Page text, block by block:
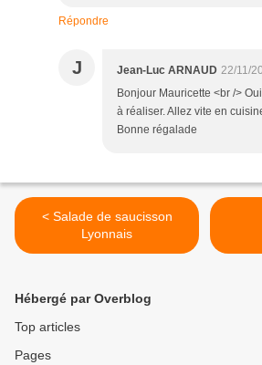
Répondre
J Jean-Luc ARNAUD 22/11/
Bonjour Mauricette <br />
à réaliser. Allez vite en
Bonne régalade
< Salade de saucisson
Lyonnais
Hébergé par Overblog
Top articles
Pages